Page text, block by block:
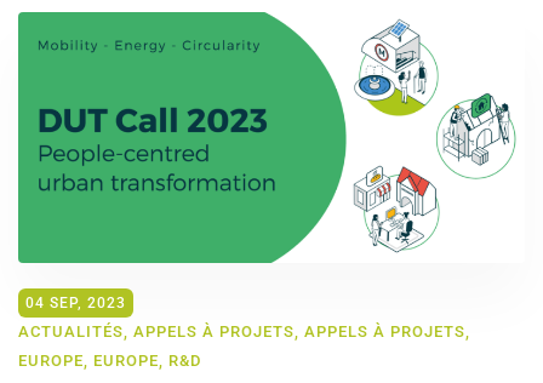
04 SEP, 2023
ACTUALITÉS APPELS À PROJETS APPELS À PROJETS
EUROPE
EUROPE R&D